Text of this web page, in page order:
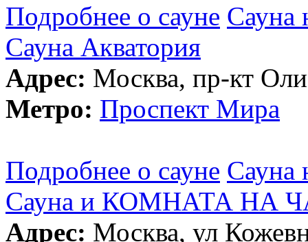
Подробнее о сауне Сауна
Сауна Акватория
Адрес: Москва, пр-кт
Метро: Проспект Мира
Подробнее о сауне Сауна
Сауна и КОМНАТА НА
Адрес: Москва, ул